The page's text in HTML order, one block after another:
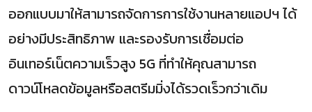
ออกแบบมาให้สามารถจัดการการใช้งานหลายแอปฯ ได้
อย่างมีประสิทธิภาพ และรองรับการเชื่อมต่อ
อินเทอร์เน็ตความเร็วสูง 5G ที่ทำให้คุณสามารถ
ดาวน์โหลดข้อมูลหรือสตรีมมิ่งได้รวดเร็วกว่าเดิม